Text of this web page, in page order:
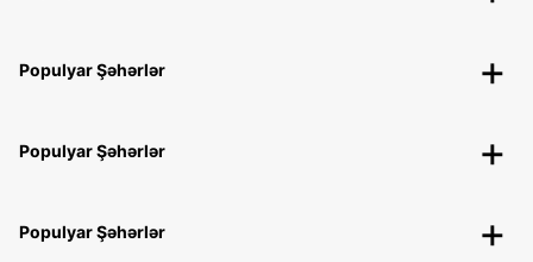
Populyar Şəhərlər
Populyar Şəhərlər
Populyar Şəhərlər